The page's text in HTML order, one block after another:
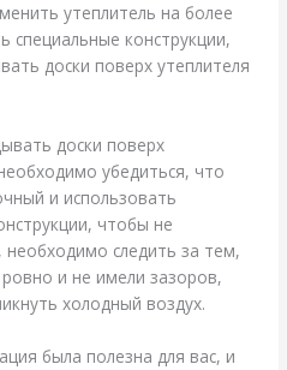
утеплитель на более
специальные конструкции,
доски поверх утеплителя
доски поверх
убедиться, что
и использовать
чтобы не
следить за тем,
и не имели зазоров,
холодный воздух.
была полезна для вас, и